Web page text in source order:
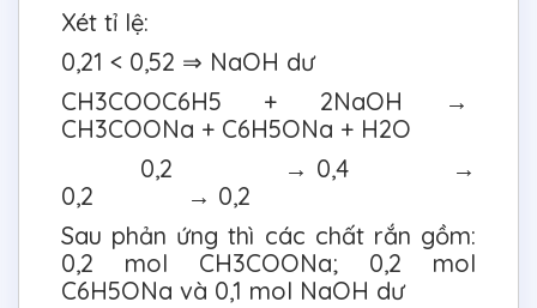
Xét tỉ lệ:
0,21 < 0,52 ⇒ NaOH dư
CH3COOC6H5 + 2NaOH →
CH3COONa + C6H5ONa + H2O
0,2 → 0,4 →
0,2 → 0,2
Sau phản ứng thì các chất rắn gồm:
0,2 mol CH3COONa; 0,2 mol
C6H5ONa và 0,1 mol NaOH dư